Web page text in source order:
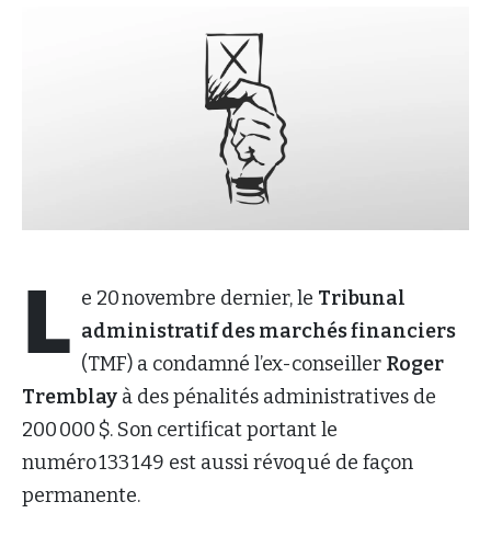
L e 20 novembre dernier, le Tribunal
administratif des marchés financiers
(TMF) a condamné l’ex-conseiller Roger
Tremblay à des pénalités administratives de
200 000 $. Son certificat portant le
numéro 133 149 est aussi révoqué de façon
permanente.